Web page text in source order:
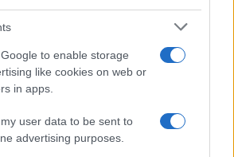
to enable storage
like cookies on web or
in apps.
user data to be sent to
advertising purposes.